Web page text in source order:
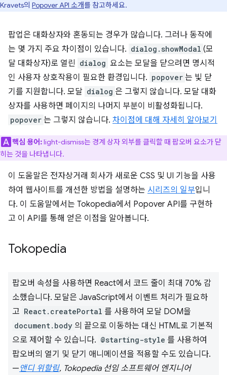
Kravets의 Popover API 소개를 참고하세요.
팝업은 대화상자와 혼동되는 경우가 많습니다. 그러나 동작에
는 몇 가지 주요 차이점이 있습니다. dialog.showModal (모
달 대화상자)로 열린 dialog 요소는 모달을 닫으려면 명시적
인 사용자 상호작용이 필요한 환경입니다. popover 는 빛 닫
기를 지원합니다. 모달 dialog 은 그렇지 않습니다. 모달 대화
상자를 사용하면 페이지의 나머지 부분이 비활성화됩니다.
popover 는 그렇지 않습니다. 차이점에 대해 자세히 알아보기
핵심 용어:light-dismiss는 경계 상자 외부를 클릭할 때 팝오버 요소가 닫
히는 것을 나타냅니다.
이 도움말은 전자상거래 회사가 새로운 CSS 및 UI 기능을 사용
하여 웹사이트를 개선한 방법을 설명하는 시리즈의 일부입니
다. 이 도움말에서는 Tokopedia에서 Popover API를 구현하
고 이 API를 통해 얻은 이점을 알아봅니다.
Tokopedia
팝오버 속성을 사용하면 React에서 코드 줄이 최대 70% 감
소했습니다. 모달은 JavaScript에서 이벤트 처리가 필요하
고 React.createPortal 를 사용하여 모달 DOM을
document.body 의 끝으로 이동하는 대신 HTML로 기본적
으로 제어할 수 있습니다. @starting-style 를 사용하여
팝오버의 열기 및 닫기 애니메이션을 적용할 수도 있습니다.
— 앤디 위할림, Tokopedia 선임 소프트웨어 엔지니어